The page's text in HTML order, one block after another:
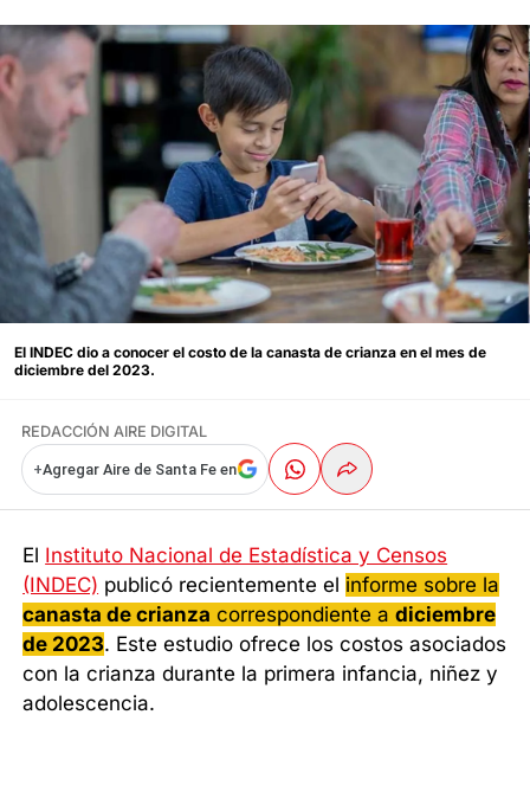
El INDEC dio a conocer el costo de la canasta de crianza en el mes de
diciembre del 2023.
REDACCIÓN AIRE DIGITAL
+Agregar Aire de Santa Fe en
El Instituto Nacional de Estadística y Censos
(INDEC) publicó recientemente el informe sobre la
canasta de crianza correspondiente adiciembre
de 2023. Este estudio ofrece los costos asociados
con la crianza durante la primera infancia, niñez y
adolescencia.